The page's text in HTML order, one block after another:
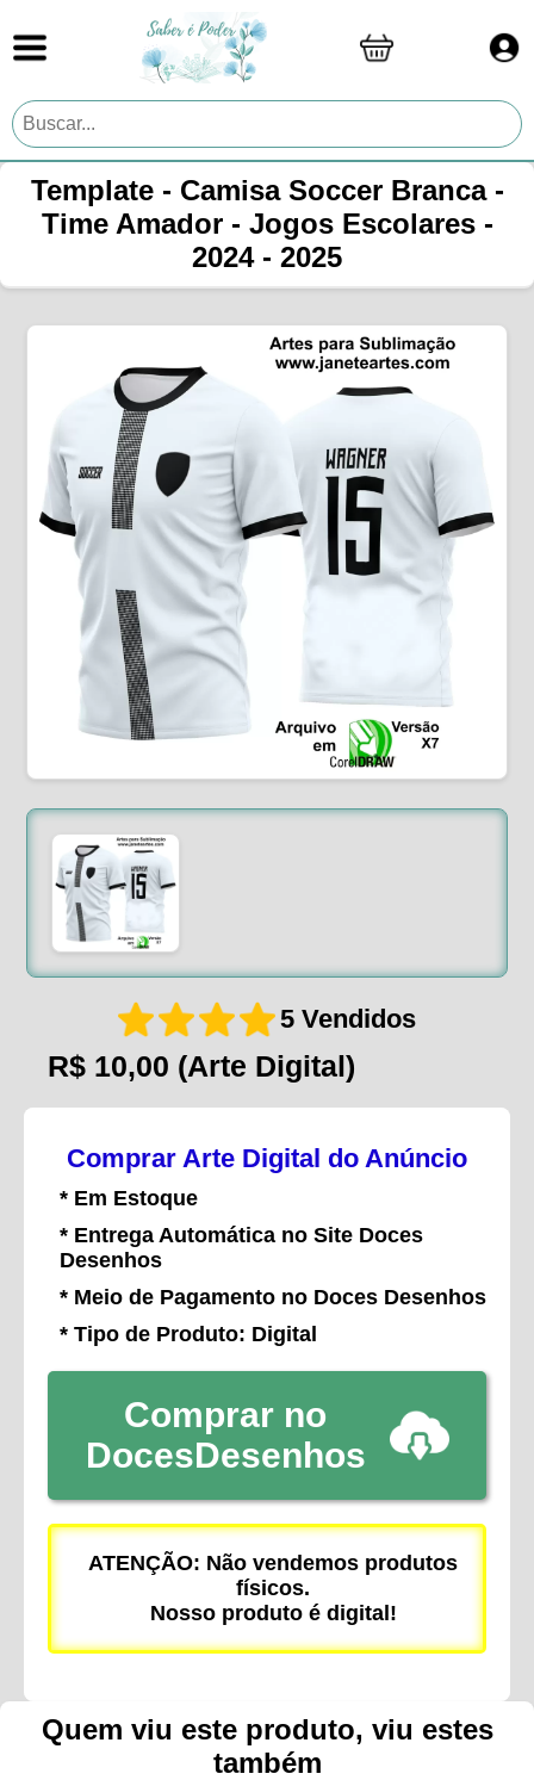
Template - Camisa Soccer Branca -
Time Amador - Jogos Escolares -
2024 - 2025
5 Vendidos
R$ 10,00 (Arte Digital)
Comprar Arte Digital do Anúncio
* Em Estoque
* Entrega Automática no Site Doces
Desenhos
* Meio de Pagamento no Doces Desenhos
* Tipo de Produto: Digital
Comprar no
DocesDesenhos
ATENÇÃO: Não vendemos produtos
físicos.
Nosso produto é digital!
Quem viu este produto, viu estes
também